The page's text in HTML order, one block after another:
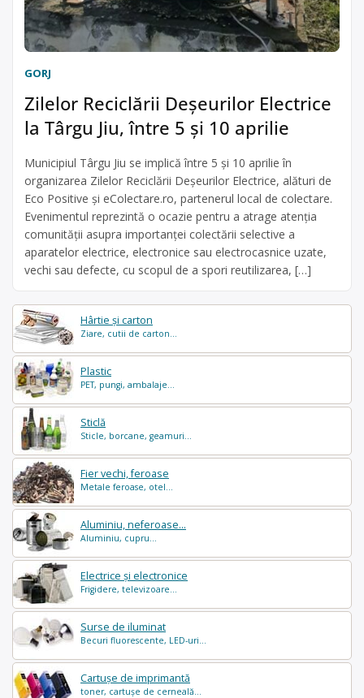
Hârtie și carton
Ziare, cutii de carton...
Plastic
PET, pungi, ambalaje...
Sticlă
Sticle, borcane, geamuri...
Fier vechi, feroase
Metale feroase, otel...
Aluminiu, neferoase...
Aluminiu, cupru...
Electrice și electronice
Frigidere, televizoare...
Surse de iluminat
Becuri fluorescente, LED-uri...
Cartușe de imprimantă
toner, cartușe de cerneală...
GORJ
Zilelor Reciclării Deșeurilor Electrice
la Târgu Jiu, între 5 și 10 aprilie
Municipiul Târgu Jiu se implică între 5 și 10 aprilie în
organizarea Zilelor Reciclării Deșeurilor Electrice, alături de
Eco Positive și eColectare.ro, partenerul local de colectare.
Evenimentul reprezintă o ocazie pentru a atrage atenția
comunității asupra importanței colectării selective a
aparatelor electrice, electronice sau electrocasnice uzate,
vechi sau defecte, cu scopul de a spori reutilizarea, […]